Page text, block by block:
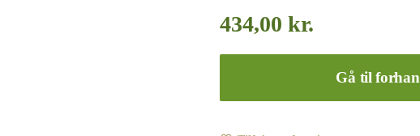
434,00 kr.
Gå til